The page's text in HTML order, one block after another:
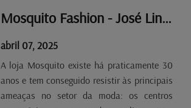
aprender a conduzir empurrados pelos pais
mas sem grande...
Mosquito Fashion - José Linhares Tp. 2 Ep. 59
abril 07, 2025
A loja Mosquito existe há praticamente 30
anos e tem conseguido resistir às principais
ameaças no setor da moda: os centros